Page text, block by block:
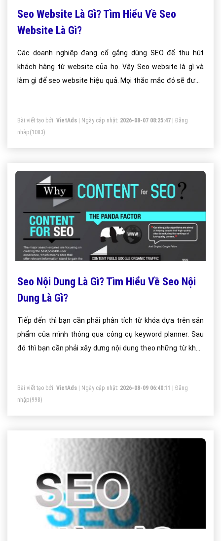
Seo Website Là Gì? Tìm Hiểu Về Seo
Website Là Gì?
Các doanh nghiệp đang cố gắng dùng SEO để thu hút
khách hàng từ website của họ. Vậy Seo website là gì và
làm gì để seo website hiệu quả. Mọi thắc mắc đó sẽ được
Bài viết tạo bởi: VietAds | Ngày cập nhật: 2026-08-07 08:25:47
Đăng
nhập(1083)
Seo Nội Dung Là Gì? Tìm Hiểu Về Seo Nội
Dung Là Gì?
Tiếp đến thì bạn cần phải phân tích từ khóa dựa trên sản
phẩm của mình thông qua công cụ keyword planner. Sau
đó thì bạn cần phải xây dưng nội dung theo những từ khóa
Bài viết tạo bởi: VietAds | Ngày cập nhật: 2026-08-09 06:40:11
Đăng
nhập(998)